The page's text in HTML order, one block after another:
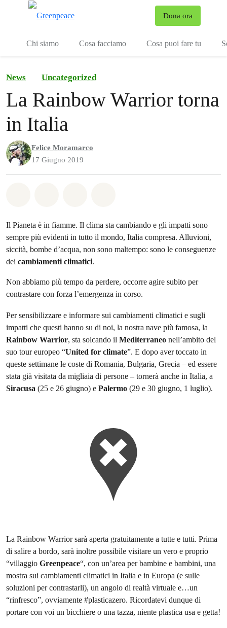
Dona ora
Chi siamo Cosa facciamo Cosa puoi fare tu
News Uncategorized
La Rainbow Warrior torna
in Italia
Felice Moramarco
17 Giugno 2019
Il Pianeta è in fiamme. Il clima sta cambiando e gli impatti sono
sempre più evidenti in tutto il mondo, Italia compresa. Alluvioni,
siccità, bombe d’acqua, non sono maltempo: sono le conseguenze
dei cambiamenti climatici.
Non abbiamo più tempo da perdere, occorre agire subito per
contrastare con forza l’emergenza in corso.
Per sensibilizzare e informare sui cambiamenti climatici e sugli
impatti che questi hanno su di noi, la nostra nave più famosa, la
Rainbow Warrior, sta solcando il Mediterraneo nell’ambito del
suo tour europeo “United for climate”. E dopo aver toccato in
queste settimane le coste di Romania, Bulgaria, Grecia – ed essere
stata già visitata da migliaia di persone – tornerà anche in Italia, a
Siracusa (25 e 26 giugno) e Palermo (29 e 30 giugno, 1 luglio).
La Rainbow Warrior sarà aperta gratuitamente a tutte e tutti. Prima
di salire a bordo, sarà inoltre possibile visitare un vero e proprio
“villaggio Greenpeace“, con un’area per bambine e bambini, una
mostra sui cambiamenti climatici in Italia e in Europa (e sulle
soluzioni per contrastarli), un angolo di realtà virtuale e…un
“rinfresco”, ovviamente #plasticazero. Ricordatevi dunque di
portare con voi un bicchiere o una tazza, niente plastica usa e getta!